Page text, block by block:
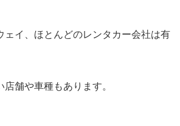
ェイ、ほとんどのレンタカー会社は有
舗や車種もあります。